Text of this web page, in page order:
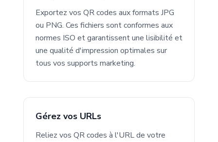
Exportez vos QR codes aux formats JPG
ou PNG. Ces fichiers sont conformes aux
normes ISO et garantissent une lisibilité et
une qualité d'impression optimales sur
tous vos supports marketing.
Gérez vos URLs
Reliez vos QR codes à l'URL de votre